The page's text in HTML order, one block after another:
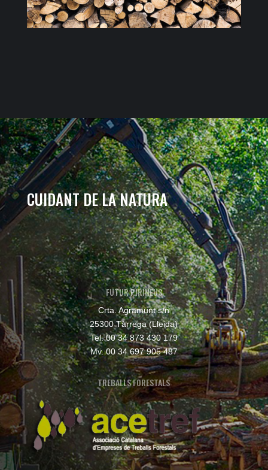
CUIDANT DE LA NATURA
FUTUR PIRINEUS
Crta. Agramunt s/n
25300 Tàrrega (Lleida)
Tel. 00 34 873 430 179
Mv. 00 34 697 905 487
TREBALLS FORESTALS